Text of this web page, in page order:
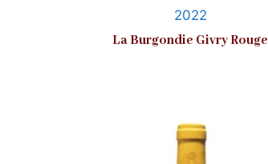
2022
La Burgondie Givry Rouge